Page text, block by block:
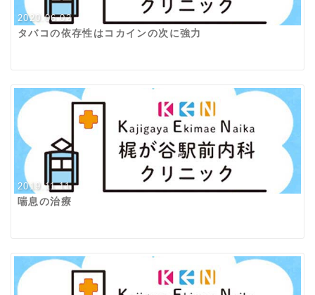
2020.06.02
タバコの依存性はコカインの次に強力
2019.11.11
喘息の治療